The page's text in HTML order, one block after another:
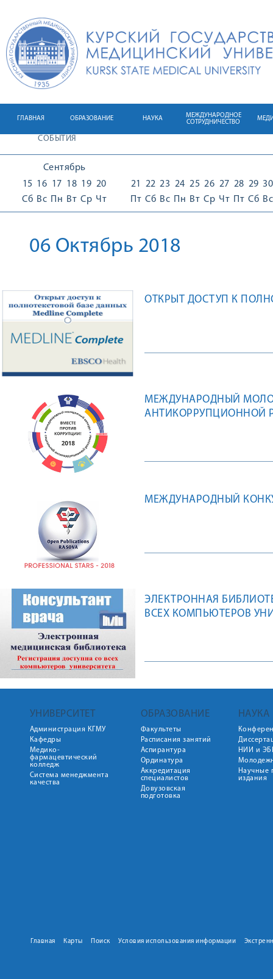
ГЛАВНАЯ ОБРАЗОВАНИЕ НАУКА
МЕЖДУНАРОДНОЕ
СОТРУДНИЧЕСТВО
СОБЫТИЯ
Сентябрь
15
Сб
16
Вс
17
Пн
18
Вт
19
Ср
20
Чт
21
Пт
22
Сб
23
Вс
24
Пн
25
Вт
26
Ср
27
Чт
28
Пт
29
Сб
30
Вс
06 Октябрь 2018
ОТКРЫТ ДОСТУП К
МЕЖДУНАРОДНЫЙ
АНТИКОРРУПЦИОННОЙ
МЕЖДУНАРОДНЫЙ
ЭЛЕКТРОННАЯ
ВСЕХ КОМПЬЮТЕРОВ
УНИВЕРСИТЕТ
Администрация КГМУ
Кафедры
Медико-
фармацевтический
колледж
Система менеджмента
качества
ОБРАЗОВАНИЕ
Факультеты
Расписания занятий
Аспирантура
Ординатура
Аккредитация
специалистов
Довузовская
подготовка
НАУКА
НИИ и
Научные
издания
Главная Карты Поиск Условия использования информации